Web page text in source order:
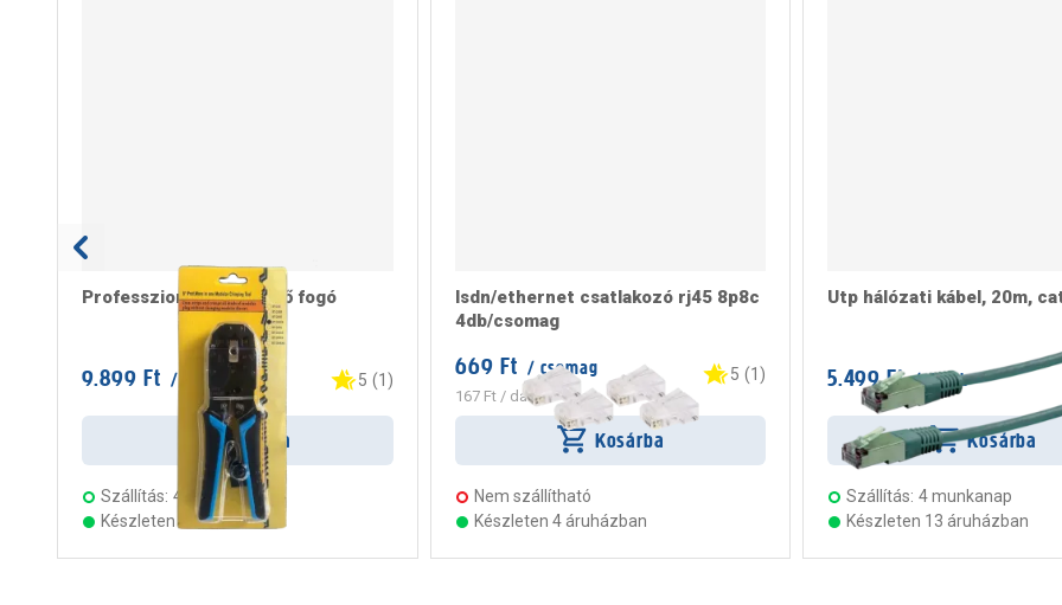
Professzionális krimpelő fogó
9.899 Ft / darab 5 (1 )
Kosárba
Szállítás: 4 munkanap
Készleten 14 áruházban
Isdn/ethernet csatlakozó rj45 8p8c
4db/csomag
669 Ft / csomag
167 Ft/ darab
5 (1 )
Kosárba
Nem szállítható
Készleten 4 áruházban
Utp hálózati kábel, 20m,
5.499 Ft / darab
Kosárba
Szállítás: 4 munkanap
Készleten 13 áruházban